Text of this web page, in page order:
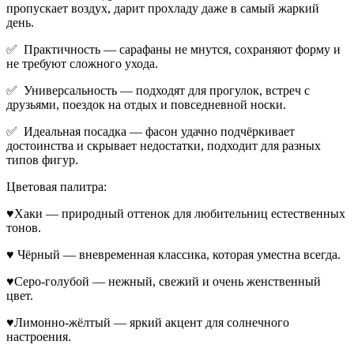
пропускает воздух, дарит прохладу даже в самый жаркий
день.
✅ Практичность — сарафаны не мнутся, сохраняют форму и
не требуют сложного ухода.
✅ Универсальность — подходят для прогулок, встреч с
друзьями, поездок на отдых и повседневной носки.
✅ Идеальная посадка — фасон удачно подчёркивает
достоинства и скрывает недостатки, подходит для разных
типов фигур.
Цветовая палитра:
♥Хаки — природный оттенок для любительниц естественных
тонов.
♥ Чёрный — вневременная классика, которая уместна всегда.
♥Серо-голубой — нежный, свежий и очень женственный
цвет.
♥Лимонно-жёлтый — яркий акцент для солнечного
настроения.